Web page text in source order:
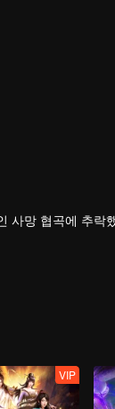
망 협곡에 추락
를 지키는 큰
VIP